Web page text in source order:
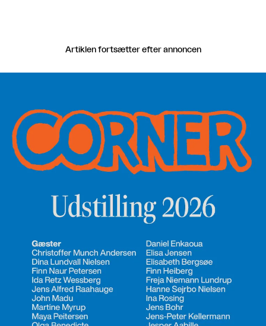
Artiklen fortsætter efter annoncen